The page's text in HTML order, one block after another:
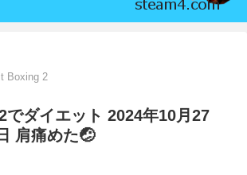
Boxing 2
ダイエット 2024年10月27
肩痛めた🤕